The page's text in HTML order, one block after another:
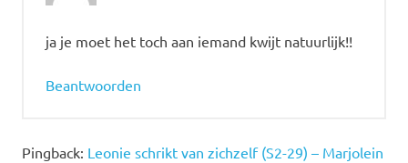
ja je moet het toch aan iemand kwijt natuurlijk!!
Beantwoorden
Pingback: Leonie schrikt van zichzelf (S2-29) – Marjolein